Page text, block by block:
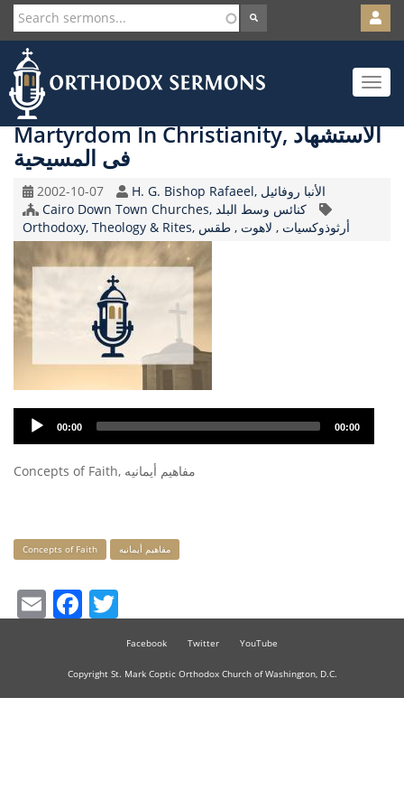
Skip
to
main
content
User
account
menu
Toggle
Martyrdom In Christianity, الاستشهاد
فى المسيحية
Original
Record
Date
2002-10-07 Speaker
H. G. Bishop Rafaeel, الأنبا روفائيل
Church/Organization
Name
Cairo Down Town Churches, كنائس وسط البلد
Topic
Orthodoxy, Theology & Rites, أرثوذوكسيات , لاهوت , طقس
Audio
Player
00:00 00:00
Concepts of Faith, مفاهيم أيمانيه
Keywords
Concepts of Faith مفاهيم أيمانيه
EmailFacebook
Facebook Twitter YouTube
Copyright St. Mark Coptic Orthodox Church of Washington, D.C.